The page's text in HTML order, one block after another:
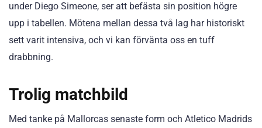
under Diego Simeone, ser att befästa sin position högre
upp i tabellen. Mötena mellan dessa två lag har historiskt
sett varit intensiva, och vi kan förvänta oss en tuff
drabbning.
Trolig matchbild
Med tanke på Mallorcas senaste form och Atletico Madrids